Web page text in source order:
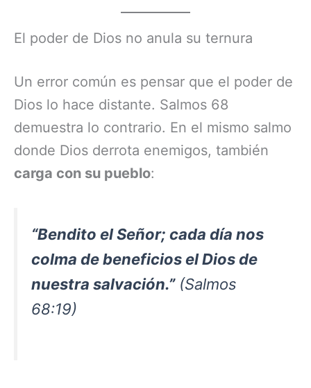
El poder de Dios no anula su ternura
Un error común es pensar que el poder de
Dios lo hace distante. Salmos 68
demuestra lo contrario. En el mismo salmo
donde Dios derrota enemigos, también
carga con su pueblo:
“Bendito el Señor; cada día nos
colma de beneficios el Dios de
nuestra salvación.”(Salmos
68:19)